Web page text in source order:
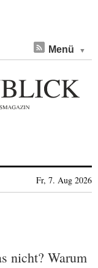
Menü
Fr, 7. Aug 2026
nicht? Warum